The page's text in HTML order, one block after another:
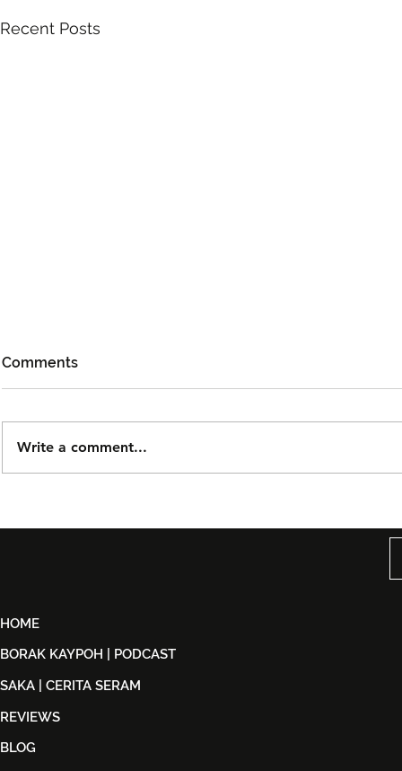
Recent Posts
Dalam
Comments
Write a comment...
HOME
BORAK KAYPOH | PODCAST
SAKA | CERITA SERAM
REVIEWS
BLOG